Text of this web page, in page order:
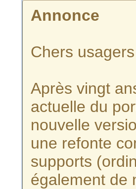
Annonce
Chers
Après vingt
actuelle du
nouvelle
une refonte
supports
également de